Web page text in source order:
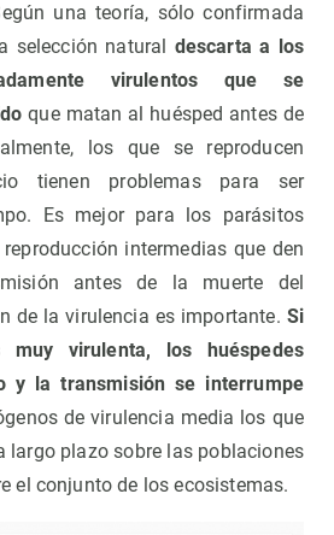
una teoría, sólo confirmada
selección natural descarta a los
virulentos que se
que matan al huésped antes de
los que se reproducen
tienen problemas para ser
Es mejor para los parásitos
intermedias que den
antes de la muerte del
de la virulencia es importante. Si
muy virulenta, los huéspedes
y la transmisión se interrumpe
de virulencia media los que
largo plazo sobre las poblaciones
el conjunto de los ecosistemas.